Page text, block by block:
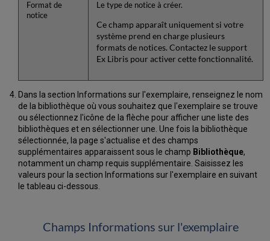
Format de
notice
Le type de notice à créer.
Ce champ apparaît uniquement si votre
système prend en charge plusieurs
formats de notices. Contactez le support
Ex Libris pour activer cette fonctionnalité.
Dans la section Informations sur l'exemplaire, renseignez le nom
de la bibliothèque où vous souhaitez que l'exemplaire se trouve
ou sélectionnez l'icône de la flèche pour afficher une liste des
bibliothèques et en sélectionner une. Une fois la bibliothèque
sélectionnée, la page s'actualise et des champs
supplémentaires apparaissent sous le champ Bibliothèque,
notamment un champ requis supplémentaire. Saisissez les
valeurs pour la section Informations sur l'exemplaire en suivant
le tableau ci-dessous.
Champs Informations sur l'exemplaire